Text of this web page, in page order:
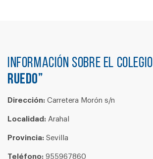
Información sobre el colegio
RUEDO”
Dirección: Carretera Morón s/n
Localidad: Arahal
Provincia: Sevilla
Teléfono: 955967860